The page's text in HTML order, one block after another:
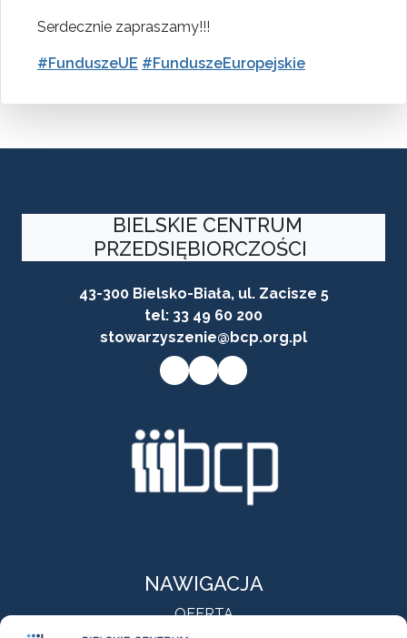
Serdecznie zapraszamy!!!
#FunduszeUE #FunduszeEuropejskie
BIELSKIE CENTRUM
PRZEDSIĘBIORCZOŚCI
43-300 Bielsko-Biała, ul. Zacisze 5
tel: 33 49 60 200
stowarzyszenie@bcp.org.pl
Przycisk do przejścia na stronę facebooka firmyPrzycisk do przejścia na stronę instagram firmy
Przycisk do przejścia na stronę linkedin firmy
NAWIGACJA
OFERTA